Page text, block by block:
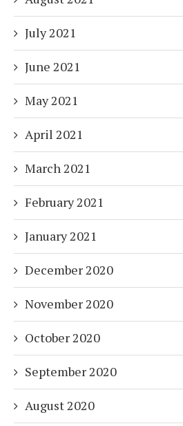
July 2021
June 2021
May 2021
April 2021
March 2021
February 2021
January 2021
December 2020
November 2020
October 2020
September 2020
August 2020